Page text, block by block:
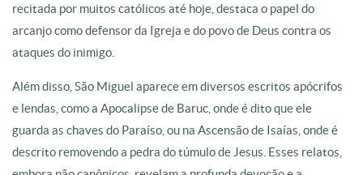
recitada por muitos católicos até hoje, destaca o papel do
arcanjo como defensor da Igreja e do povo de Deus contra os
ataques do inimigo.
Além disso, São Miguel aparece em diversos escritos apócrifos
e lendas, como a Apocalipse de Baruc, onde é dito que ele
guarda as chaves do Paraíso, ou na Ascensão de Isaías, onde é
descrito removendo a pedra do túmulo de Jesus. Esses relatos,